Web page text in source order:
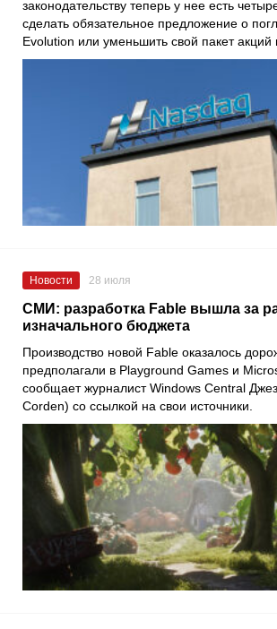
законодательству теперь у нее есть
сделать обязательное предложение о
Evolution или уменьшить свой пакет акций
Новости 28 июля
СМИ: разработка Fable вышла за
изначального бюджета
Производство новой Fable оказалось
предполагали в Playground Games и
сообщает журналист Windows Central
Corden) со ссылкой на свои источники.